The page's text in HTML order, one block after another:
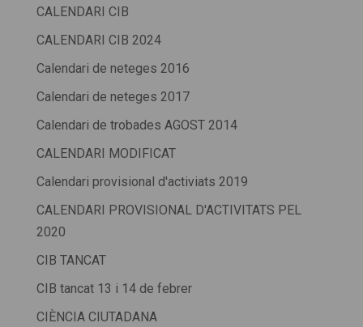
CALENDARI CIB
CALENDARI CIB 2024
Calendari de neteges 2016
Calendari de neteges 2017
Calendari de trobades AGOST 2014
CALENDARI MODIFICAT
Calendari provisional d'activiats 2019
CALENDARI PROVISIONAL D'ACTIVITATS PEL
2020
CIB TANCAT
CIB tancat 13 i 14 de febrer
CIÈNCIA CIUTADANA